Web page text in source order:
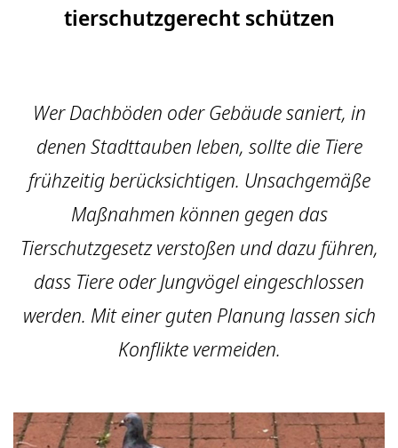
tierschutzgerecht schützen
Wer Dachböden oder Gebäude saniert, in
denen Stadttauben leben, sollte die Tiere
frühzeitig berücksichtigen. Unsachgemäße
Maßnahmen können gegen das
Tierschutzgesetz verstoßen und dazu führen,
dass Tiere oder Jungvögel eingeschlossen
werden. Mit einer guten Planung lassen sich
Konflikte vermeiden.